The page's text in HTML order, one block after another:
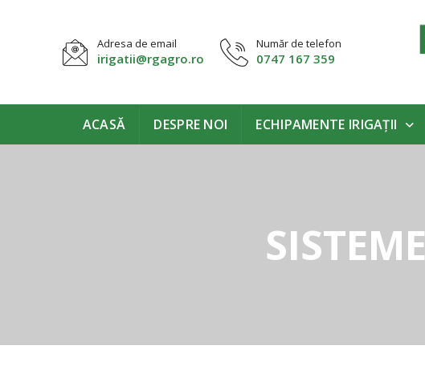
Adresa de email
irigatii@rgagro.ro
Număr de telefon
0747 167 359
ACASĂ DESPRE NOI ECHIPAMENTE IRIGAŢII